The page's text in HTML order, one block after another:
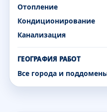
Отопление
Кондиционирование
Канализация
ГЕОГРАФИЯ РАБОТ
Все города и